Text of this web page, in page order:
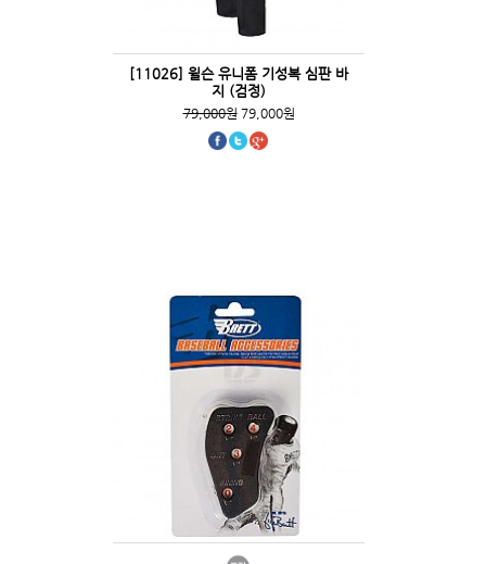
[11026] 윌슨 유니폼 기성복 심판 바
지 (검정)
79,000원79,000원